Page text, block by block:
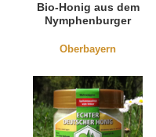
Bio-Honig aus dem
Nymphenburger
Oberbayern